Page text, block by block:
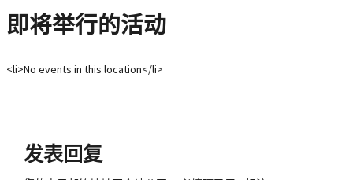
即将举行的活动
<li>No events in this location</li>
发表回复